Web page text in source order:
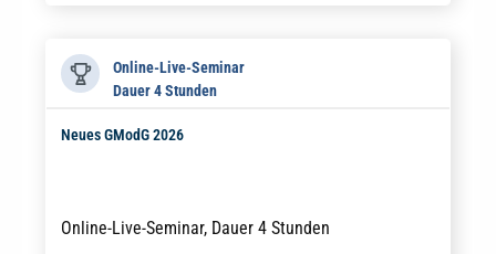
Online-Live-Seminar
Dauer 4 Stunden
Neues GModG 2026
Online-Live-Seminar, Dauer 4 Stunden